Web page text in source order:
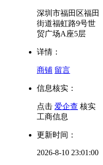
深圳市福田区福田
街道福虹路9号世
贸广场A座5层
详情：
商铺 留言
信息核实：
点击 爱企查 核实
工商信息
更新时间：
2026-8-10 23:01:00